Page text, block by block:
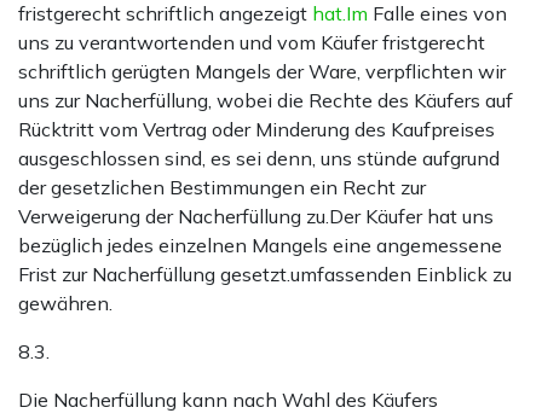
fristgerecht schriftlich angezeigt hat.Im Falle eines von
uns zu verantwortenden und vom Käufer fristgerecht
schriftlich gerügten Mangels der Ware, verpflichten wir
uns zur Nacherfüllung, wobei die Rechte des Käufers auf
Rücktritt vom Vertrag oder Minderung des Kaufpreises
ausgeschlossen sind, es sei denn, uns stünde aufgrund
der gesetzlichen Bestimmungen ein Recht zur
Verweigerung der Nacherfüllung zu.Der Käufer hat uns
bezüglich jedes einzelnen Mangels eine angemessene
Frist zur Nacherfüllung gesetzt.umfassenden Einblick zu
gewähren.
8.3.
Die Nacherfüllung kann nach Wahl des Käufers